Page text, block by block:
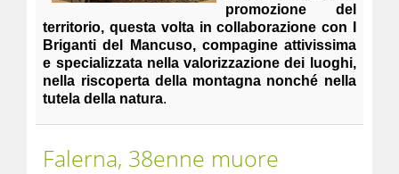
promozione del
territorio, questa volta in collaborazione con I
Briganti del Mancuso, compagine attivissima
e specializzata nella valorizzazione dei luoghi,
nella riscoperta della montagna nonché nella
tutela della natura.
Falerna, 38enne muore